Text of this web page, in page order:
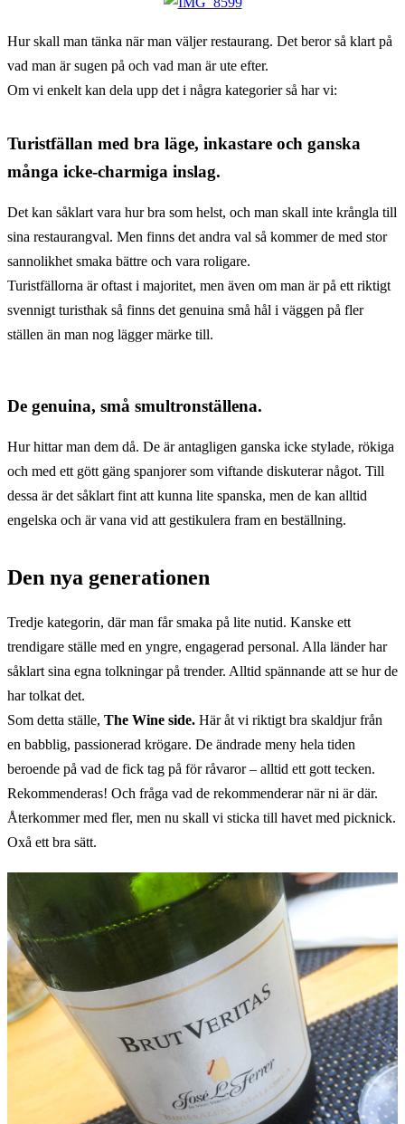
Hur skall man tänka när man väljer restaurang. Det beror så klart på
vad man är sugen på och vad man är ute efter.
Om vi enkelt kan dela upp det i några kategorier så har vi:
Turistfällan med bra läge, inkastare och ganska
många icke-charmiga inslag.
Det kan såklart vara hur bra som helst, och man skall inte krångla till
sina restaurangval. Men finns det andra val så kommer de med stor
sannolikhet smaka bättre och vara roligare.
Turistfällorna är oftast i majoritet, men även om man är på ett riktigt
svennigt turisthak så finns det genuina små hål i väggen på fler
ställen än man nog lägger märke till.
De genuina, små smultronställena.
Hur hittar man dem då. De är antagligen ganska icke stylade, rökiga
och med ett gött gäng spanjorer som viftande diskuterar något. Till
dessa är det såklart fint att kunna lite spanska, men de kan alltid
engelska och är vana vid att gestikulera fram en beställning.
Den nya generationen
Tredje kategorin, där man får smaka på lite nutid. Kanske ett
trendigare ställe med en yngre, engagerad personal. Alla länder har
såklart sina egna tolkningar på trender. Alltid spännande att se hur de
har tolkat det.
Som detta ställe, The Wine side. Här åt vi riktigt bra skaldjur från
en babblig, passionerad krögare. De ändrade meny hela tiden
beroende på vad de fick tag på för råvaror – alltid ett gott tecken.
Rekommenderas! Och fråga vad de rekommenderar när ni är där.
Återkommer med fler, men nu skall vi sticka till havet med picknick.
Oxå ett bra sätt.